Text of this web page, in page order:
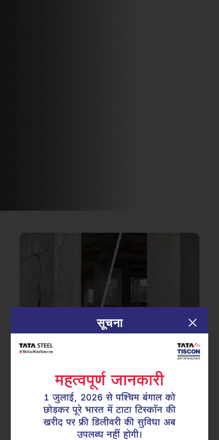
सुपरलिंक्स
वाणिज्यिक भवनों के कॉलम में शुरुआती दरारें:
सही रिइनफोर्समेंट डिटेलिंग से बचाव कैसे करें
सूचना